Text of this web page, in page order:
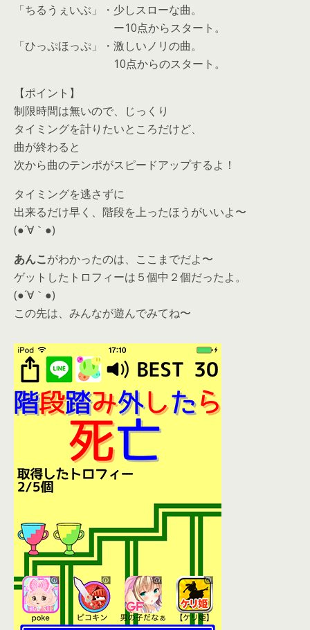
「ちるうぇいぶ」・少しスローな曲。
ー10点からスタート。
「ひっぷほっぷ」・激しいノリの曲。
10点からのスタート。
【ポイント】
制限時間は無いので、じっくり
タイミングを計りたいところだけど、
曲が終わると
次から曲のテンポがスピードアップするよ！
タイミングを逃さずに
出来るだけ早く、階段を上ったほうがいいよ〜
(●´∀｀●)
あんこがわかったのは、ここまでだよ〜
ゲットしたトロフィーは５個中２個だったよ。
(●´∀｀●)
この先は、みんなが遊んでみてね〜